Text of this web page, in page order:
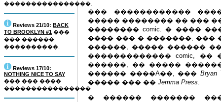
����������������.
Reviews 21/10: BACK
TO BROOKLYN #1 ���
��� ������
����������.
Reviews 17/10:
NOTHING NICE TO SAY
��� ��� ����
����������������.
��� ������������
����� �������� �� ���
�������� comic. � ����
���� ��� � �������, ���
������, ����� ������
������������� comic, ��
������, �� �����
������ ����A��, ��� Bryan
����� ��� �� Jemma Press.
� ������ �������